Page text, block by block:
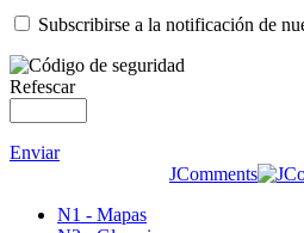
Subscribirse a la notificación de
Refescar
Enviar
JComments
N1 - Mapas